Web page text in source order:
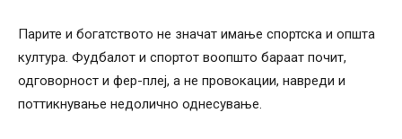
Парите и богатството не значат имање спортска и општа
култура. Фудбалот и спортот воопшто бараат почит,
одговорност и фер-плеј, а не провокации, навреди и
поттикнување недолично однесување.